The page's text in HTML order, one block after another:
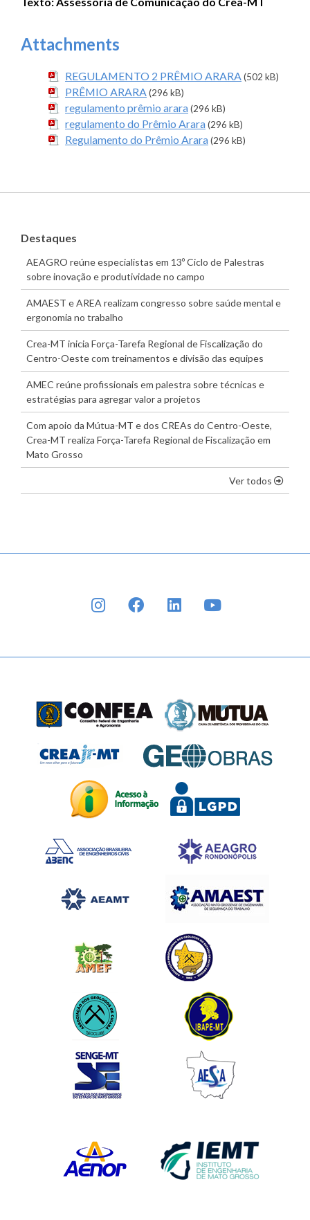
Attachments
REGULAMENTO 2 PRÊMIO ARARA(502 kB)
PRÊMIO ARARA(296 kB)
regulamento prêmio arara(296 kB)
regulamento do Prêmio Arara(296 kB)
Regulamento do Prêmio Arara(296 kB)
Destaques
AEAGRO reúne especialistas em 13º Ciclo de Palestras
sobre inovação e produtividade no campo
AMAEST e AREA realizam congresso sobre saúde mental e
ergonomia no trabalho
Crea-MT inicia Força-Tarefa Regional de Fiscalização do
Centro-Oeste com treinamentos e divisão das equipes
AMEC reúne profissionais em palestra sobre técnicas e
estratégias para agregar valor a projetos
Com apoio da Mútua-MT e dos CREAs do Centro-Oeste,
Crea-MT realiza Força-Tarefa Regional de Fiscalização em
Mato Grosso
Ver todos os
INSTAGRAMFACEBOOKLINKEDIN